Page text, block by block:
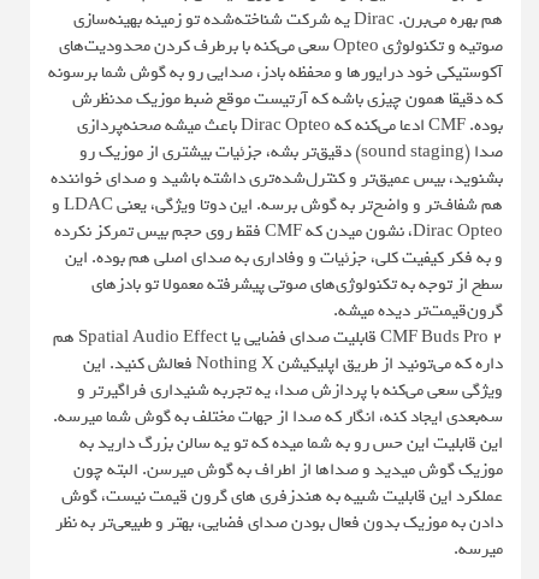
هم بهره می‌برن. Dirac یه شرکت شناخته‌شده تو زمینه بهینه‌سازی
صوتیه و تکنولوژی Opteo سعی می‌کنه با برطرف کردن محدودیت‌های
آکوستیکی خود درایورها و محفظه بادز، صدایی رو به گوش شما برسونه
که دقیقا همون چیزی باشه که آرتیست موقع ضبط موزیک مدنظرش
بوده. CMF ادعا می‌کنه که Dirac Opteo باعث میشه صحنه‌پردازی
صدا (sound staging) دقیق‌تر بشه، جزئیات بیشتری از موزیک رو
بشنوید، بیس عمیق‌تر و کنترل‌شده‌تری داشته باشید و صدای خواننده
هم شفاف‌تر و واضح‌تر به گوش برسه. این دوتا ویژگی، یعنی LDAC و
Dirac Opteo، نشون میدن که CMF فقط روی حجم بیس تمرکز نکرده
و به فکر کیفیت کلی، جزئیات و وفاداری به صدای اصلی هم بوده. این
سطح از توجه به تکنولوژی‌های صوتی پیشرفته معمولا تو بادزهای
گرون‌قیمت‌تر دیده میشه.
CMF Buds Pro 2 قابلیت صدای فضایی یا Spatial Audio Effect هم
داره که می‌تونید از طریق اپلیکیشن Nothing X فعالش کنید. این
ویژگی سعی می‌کنه با پردازش صدا، یه تجربه شنیداری فراگیرتر و
سه‌بعدی ایجاد کنه، انگار که صدا از جهات مختلف به گوش شما میرسه.
این قابلیت این حس رو به شما میده که تو یه سالن بزرگ دارید به
موزیک گوش میدید و صداها از اطراف به گوش میرسن. البته چون
عملکرد این قابلیت شبیه به هندزفری های گرون قیمت نیست، گوش
دادن به موزیک بدون فعال بودن صدای فضایی، بهتر و طبیعی‌تر به نظر
میرسه.